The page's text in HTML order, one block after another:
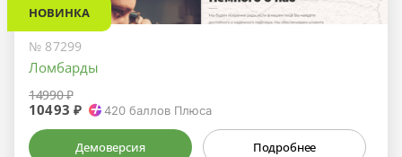
НОВИНКА
№ 87299
Ломбарды
14990 ₽
10493 ₽ 420 баллов Плюса
Демоверсия Подробнее